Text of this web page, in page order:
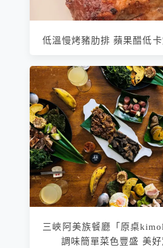
低溫慢烤豬肋排 蘋果醋低
三峽阿美族餐廳「原桌
調味簡單菜色豐盛 美